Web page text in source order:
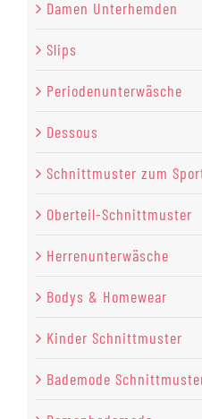
Damen Unterhemden
Slips
Periodenunterwäsche
Dessous
Schnittmuster zum
Oberteil-Schnittmuster
Herrenunterwäsche
Bodys & Homewear
Kinder Schnittmuster
Bademode